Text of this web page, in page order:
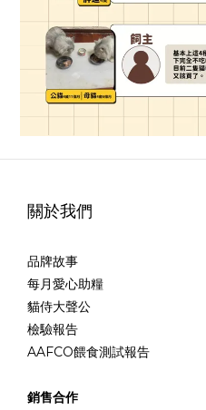
關於我們
品牌故事
每月愛心助糧
貓侍大聲公
檢驗報告
AAFCO餵食測試報告
銷售合作